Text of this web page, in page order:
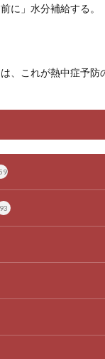
に」水分補給する。
、これが熱中症予防
93